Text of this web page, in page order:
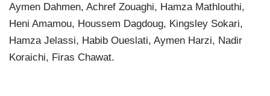
Aymen Dahmen, Achref Zouaghi, Hamza Mathlouthi,
Heni Amamou, Houssem Dagdoug, Kingsley Sokari,
Hamza Jelassi, Habib Oueslati, Aymen Harzi, Nadir
Koraichi, Firas Chawat.